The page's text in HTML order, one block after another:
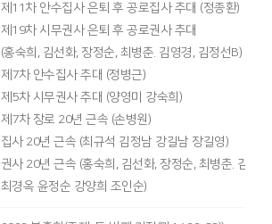
제11차 안수집사 은퇴 후 공로집사 추대 (정종환)
제19차 시무권사 은퇴 후 공로권사 추대
(홍숙희, 김선화, 장정순, 최병춘. 김영경, 김정선B)
제7차 안수집사 추대 (정병근)
제5차 시무권사 추대 (양영미 강숙희)
제7차 장로 20년 근속 (손병원)
집사 20년 근속 (최규석 김정남 강길남 장길영)
권사 20년 근속 (홍숙희, 김선화, 장정순, 최병춘. 김영경
최경옥 윤정순 강양희 조인순)